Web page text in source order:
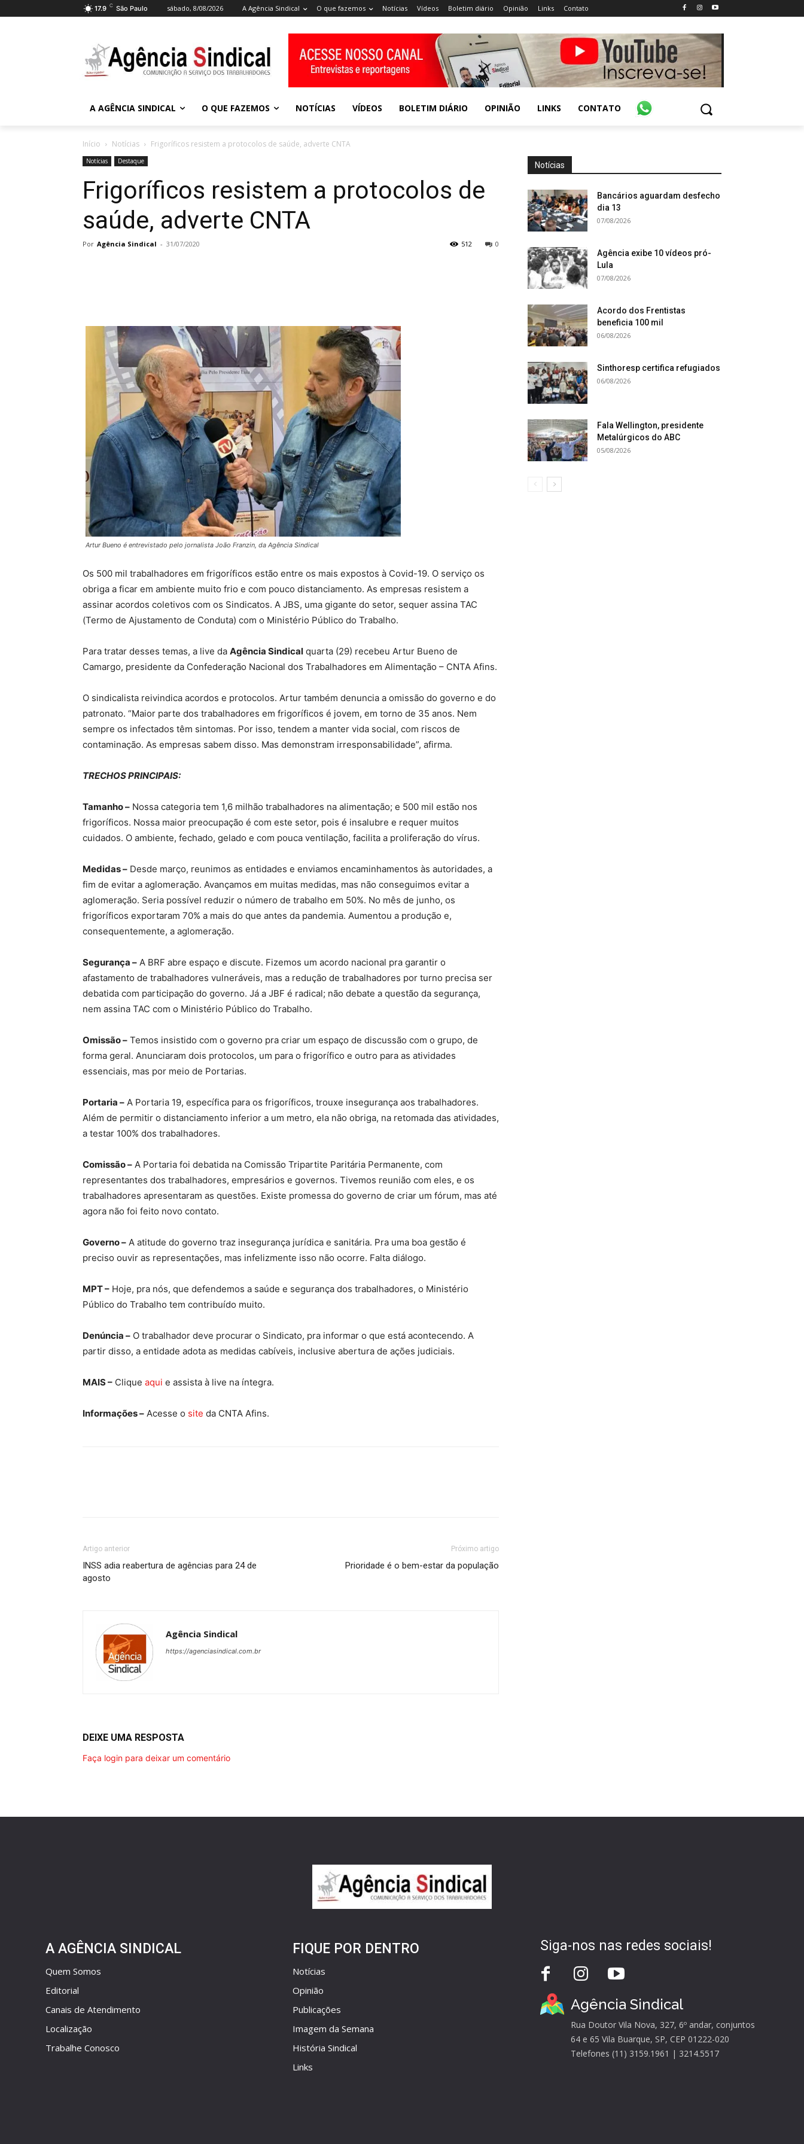
17.9 C São Paulo sábado, 8/08/2026 A Agência Sindical O que fazemos Notícias Vídeos Boletim diário Opinião Links Contato
A AGÊNCIA SINDICAL O QUE FAZEMOS NOTÍCIAS VÍDEOS BOLETIM DIÁRIO OPINIÃO LINKS CONTATO
Início Notícias Frigoríficos resistem a protocolos de saúde, adverte CNTA
Notícias Destaque
Frigoríficos resistem a protocolos de
saúde, adverte CNTA
Por Agência Sindical - 31/07/2020 0
512
Artur Bueno é entrevistado pelo jornalista João Franzin, da Agência Sindical
Os 500 mil trabalhadores em frigoríficos estão entre os mais expostos à Covid-19. O serviço os
obriga a ficar em ambiente muito frio e com pouco distanciamento. As empresas resistem a
assinar acordos coletivos com os Sindicatos. A JBS, uma gigante do setor, sequer assina TAC
(Termo de Ajustamento de Conduta) com o Ministério Público do Trabalho.
Para tratar desses temas, a live da Agência Sindical quarta (29) recebeu Artur Bueno de
Camargo, presidente da Confederação Nacional dos Trabalhadores em Alimentação – CNTA Afins.
O sindicalista reivindica acordos e protocolos. Artur também denuncia a omissão do governo e do
patronato. “Maior parte dos trabalhadores em frigoríficos é jovem, em torno de 35 anos. Nem
sempre os infectados têm sintomas. Por isso, tendem a manter vida social, com riscos de
contaminação. As empresas sabem disso. Mas demonstram irresponsabilidade”, afirma.
TRECHOS PRINCIPAIS:
Tamanho – Nossa categoria tem 1,6 milhão trabalhadores na alimentação; e 500 mil estão nos
frigoríficos. Nossa maior preocupação é com este setor, pois é insalubre e requer muitos
cuidados. O ambiente, fechado, gelado e com pouca ventilação, facilita a proliferação do vírus.
Medidas – Desde março, reunimos as entidades e enviamos encaminhamentos às autoridades, a
fim de evitar a aglomeração. Avançamos em muitas medidas, mas não conseguimos evitar a
aglomeração. Seria possível reduzir o número de trabalho em 50%. No mês de junho, os
frigoríficos exportaram 70% a mais do que antes da pandemia. Aumentou a produção e,
consequentemente, a aglomeração.
Segurança – A BRF abre espaço e discute. Fizemos um acordo nacional pra garantir o
afastamento de trabalhadores vulneráveis, mas a redução de trabalhadores por turno precisa ser
debatida com participação do governo. Já a JBF é radical; não debate a questão da segurança,
nem assina TAC com o Ministério Público do Trabalho.
Omissão – Temos insistido com o governo pra criar um espaço de discussão com o grupo, de
forma geral. Anunciaram dois protocolos, um para o frigorífico e outro para as atividades
essenciais, mas por meio de Portarias.
Portaria – A Portaria 19, específica para os frigoríficos, trouxe insegurança aos trabalhadores.
Além de permitir o distanciamento inferior a um metro, ela não obriga, na retomada das atividades,
a testar 100% dos trabalhadores.
Comissão – A Portaria foi debatida na Comissão Tripartite Paritária Permanente, com
representantes dos trabalhadores, empresários e governos. Tivemos reunião com eles, e os
trabalhadores apresentaram as questões. Existe promessa do governo de criar um fórum, mas até
agora não foi feito novo contato.
Governo – A atitude do governo traz insegurança jurídica e sanitária. Pra uma boa gestão é
preciso ouvir as representações, mas infelizmente isso não ocorre. Falta diálogo.
MPT – Hoje, pra nós, que defendemos a saúde e segurança dos trabalhadores, o Ministério
Público do Trabalho tem contribuído muito.
Denúncia – O trabalhador deve procurar o Sindicato, pra informar o que está acontecendo. A
partir disso, a entidade adota as medidas cabíveis, inclusive abertura de ações judiciais.
MAIS – Clique aqui e assista à live na íntegra.
Informações – Acesse o site da CNTA Afins.
Artigo anterior
INSS adia reabertura de agências para 24 de
agosto
Próximo artigo
Prioridade é o bem-estar da população
Agência Sindical
https://agenciasindical.com.br
DEIXE UMA RESPOSTA
Faça login para deixar um comentário
Notícias
Bancários aguardam desfecho
dia 13
07/08/2026
Agência exibe 10 vídeos pró-
Lula
07/08/2026
Acordo dos Frentistas
beneficia 100 mil
06/08/2026
Sinthoresp certifica refugiados
06/08/2026
Fala Wellington, presidente
Metalúrgicos do ABC
05/08/2026
A AGÊNCIA SINDICAL
Quem Somos
Editorial
Canais de Atendimento
Localização
Trabalhe Conosco
FIQUE POR DENTRO
Notícias
Opinião
Publicações
Imagem da Semana
História Sindical
Links
Siga-nos nas redes sociais!
Agência Sindical
Rua Doutor Vila Nova, 327, 6º andar, conjuntos
64 e 65 Vila Buarque, SP, CEP 01222-020
Telefones (11) 3159.1961 | 3214.5517